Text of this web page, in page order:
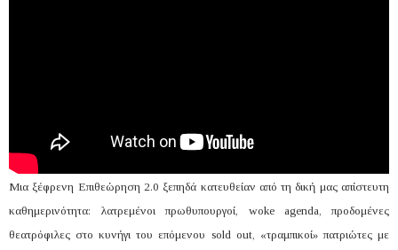
Μια ξέφρενη Επιθεώρηση 2.0 ξεπηδά κατευθείαν από τη δική μας απίστευτη
καθημερινότητα: λατρεμένοι πρωθυπουργοί, woke agenda , προδομένες
θεατρόφιλες στο κυνήγι του επόμενου sold out, «τραμπικοί» πατριώτες με